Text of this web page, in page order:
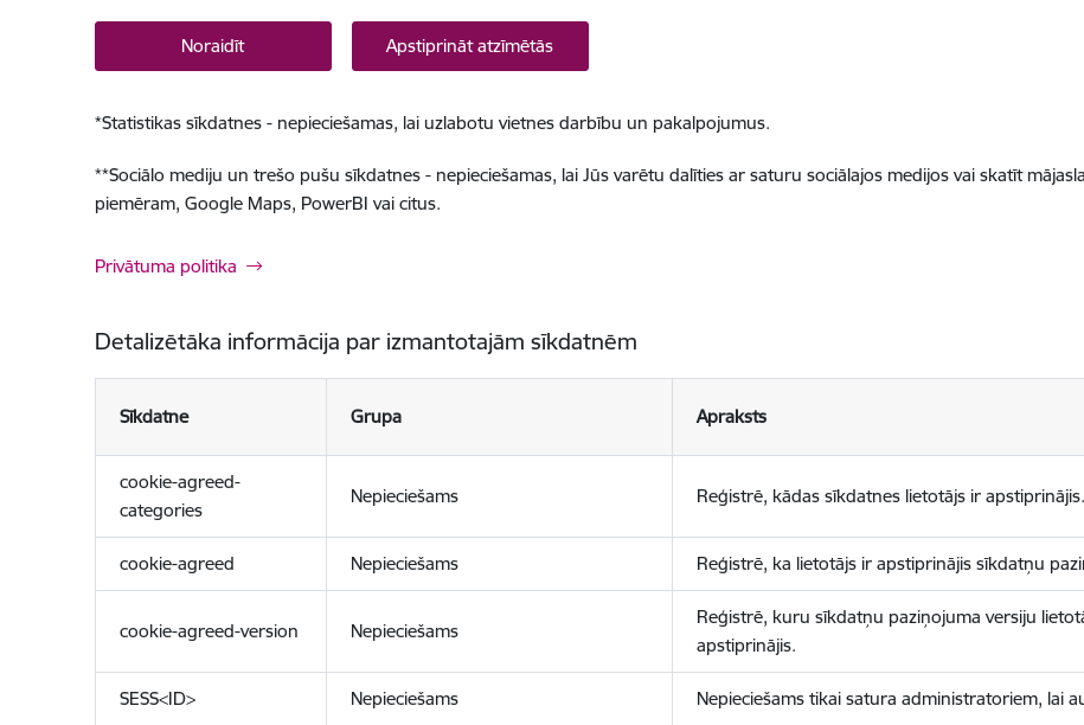
Noraidīt Apstiprināt atzīmētās
*Statistikas sīkdatnes - nepieciešamas, lai uzlabotu vietnes darbību un pakalpojumus.
**Sociālo mediju un trešo pušu sīkdatnes - nepieciešamas, lai Jūs varētu dalīties ar saturu sociālajos medijos vai skatīt
piemēram, Google Maps, PowerBI vai citus.
Privātuma politika
Detalizētāka informācija par izmantotajām sīkdatnēm
Sīkdatne Grupa Apraksts
cookie-agreed-
categories
Nepieciešams Reģistrē, kādas sīkdatnes lietotājs ir apstiprinājis.
cookie-agreed Nepieciešams Reģistrē, ka lietotājs ir apstiprinājis sīkdatņu
cookie-agreed-version Nepieciešams
Reģistrē, kuru sīkdatņu paziņojuma versiju
apstiprinājis.
SESS<ID> Nepieciešams Nepieciešams tikai satura administratoriem, lai